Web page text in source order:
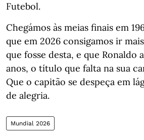
Futebol.
Chegámos às meias finais em
que em 2026 consigamos ir
que fosse desta, e que Ronaldo
anos, o título que falta na sua
Que o capitão se despeça em
de alegria.
Mundial 2026